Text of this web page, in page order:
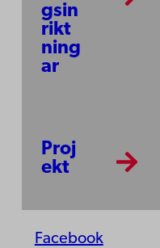
gsin
rikt
ning
ar
Proj
ekt
Facebook